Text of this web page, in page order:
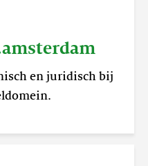
en juridisch bij